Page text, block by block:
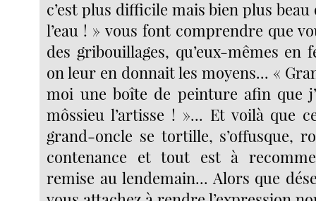
c’est plus difficile mais bien plus
l’eau ! » vous font comprendre que
des gribouillages, qu’eux-mêmes en
on leur en donnait les moyens... «
moi une boîte de peinture afin que
môssieu l’artisse ! »... Et voilà que
grand-oncle se tortille, s’offusque,
contenance et tout est à
remise au lendemain... Alors que